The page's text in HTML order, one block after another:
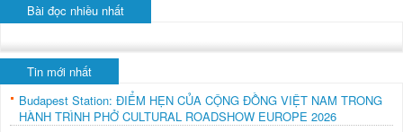
Bài đọc nhiều nhất
Tin mới nhất
Budapest Station: ĐIỂM HẸN CỦA CỘNG ĐỒNG VIỆT NAM TRONG
HÀNH TRÌNH PHỞ CULTURAL ROADSHOW EUROPE 2026